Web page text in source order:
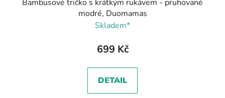
Bambusové tričko s krátkým rukávem - pruhované
modré, Duomamas
Skladem*
699 Kč
DETAIL